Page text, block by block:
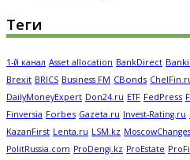
Теги
1-й канал Asset allocation BankDirect
Brexit BRICS Business FM CBonds
DailyMoneyExpert Don24.ru ETF FedPress
Finversia Forbes Gazeta.ru Invest-Rating.ru
KazanFirst Lenta.ru LSM.kz
PolitRussia.com ProDengi.kz ProEstate